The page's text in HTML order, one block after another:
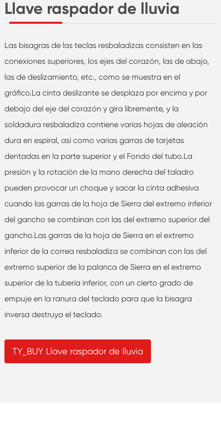
Llave raspador de lluvia
Las bisagras de las teclas resbaladizas consisten en las
conexiones superiores, los ejes del corazón, las de abajo,
las de deslizamiento, etc., como se muestra en el
gráfico.La cinta deslizante se desplaza por encima y por
debajo del eje del corazón y gira libremente, y la
soldadura resbaladiza contiene varias hojas de aleación
dura en espiral, así como varias garras de tarjetas
dentadas en la parte superior y el Fondo del tubo.La
presión y la rotación de la mano derecha del taladro
pueden provocar un choque y sacar la cinta adhesiva
cuando las garras de la hoja de Sierra del extremo inferior
del gancho se combinan con las del extremo superior del
gancho.Las garras de la hoja de Sierra en el extremo
inferior de la correa resbaladiza se combinan con las del
extremo superior de la palanca de Sierra en el extremo
superior de la tubería inferior, con un cierto grado de
empuje en la ranura del teclado para que la bisagra
inversa destruya el teclado.
TY_BUY Llave raspador de lluvia